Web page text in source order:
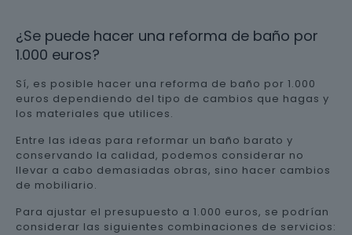
¿Se puede hacer una reforma de baño por
1.000 euros?
Sí, es posible hacer una reforma de baño por 1.000
euros dependiendo del tipo de cambios que hagas y
los materiales que utilices.
Entre las ideas para reformar un baño barato y
conservando la calidad, podemos considerar no
llevar a cabo demasiadas obras, sino hacer cambios
de mobiliario.
Para ajustar el presupuesto a 1.000 euros, se podrían
considerar las siguientes combinaciones de servicios: